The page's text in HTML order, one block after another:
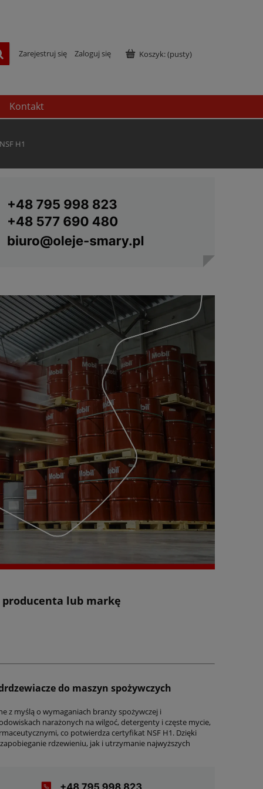
Koszyk:(pusty)
Zarejestruj się Zaloguj się
Kontakt
H1
lub markę
do maszyn spożywczych
z myślą o wymaganiach branży spożywczej i
narażonych na wilgoć, detergenty i częste mycie,
co potwierdza certyfikat NSF H1. Dzięki
rdzewieniu, jak i utrzymanie najwyższych